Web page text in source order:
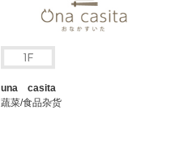
una casita
蔬菜/食品杂货